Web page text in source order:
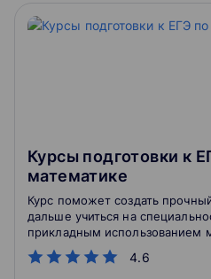
Курсы подготовки к
математике
4.6
Курс поможет создать
дальше учиться на
прикладным использованием